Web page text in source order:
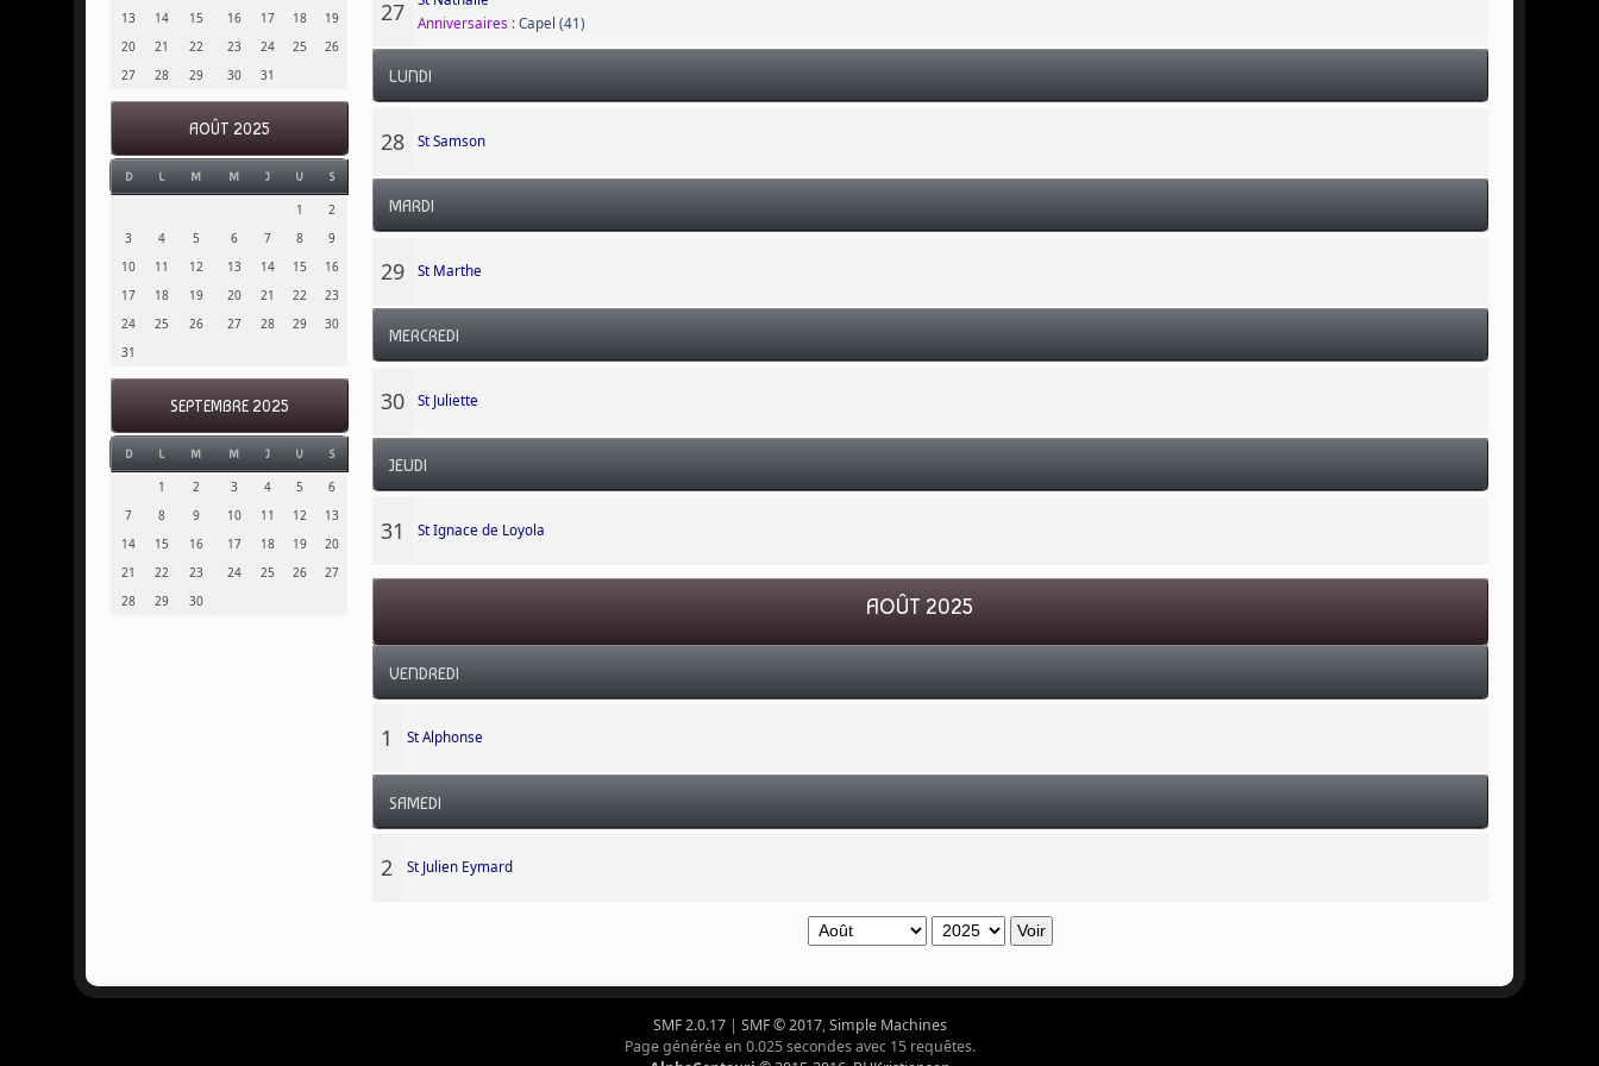
13 14 15 16 17 18
19
20
21 22 23 24 25
26
27
28 29 30 31
AOÛT 2025
D L M M J V S
1
2
3
4 5 6 7 8
9
10
11 12 13 14 15
16
17
18 19 20 21 22
23
24
25 26 27 28 29
30
31
SEPTEMBRE 2025
D L M M J V S
1 2 3 4 5
6
7
8 9 10 11 12
13
14
15 16 17 18 19
20
21
22 23 24 25 26
27
28
29 30
27
Anniversaires : Capel (41)
LUNDI
28 St Samson
MARDI
29 St Marthe
MERCREDI
30 St Juliette
JEUDI
31 St Ignace de Loyola
AOÛT 2025
VENDREDI
1 St Alphonse
SAMEDI
2 St Julien Eymard
SMF 2.0.17| SMF © 2017,Simple Machines
Page générée en 0.025 secondes avec 15 requêtes.